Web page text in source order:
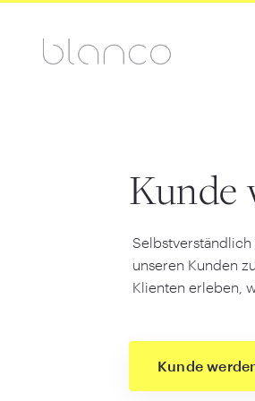
Kunde
unseren Kunden
Klienten erleben,
Kunde